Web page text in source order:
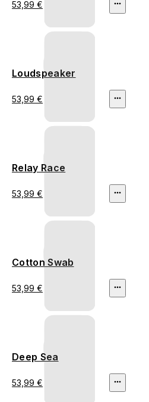
53,99 €
Loudspeaker
53,99 €
Relay Race
53,99 €
Cotton Swab
53,99 €
Deep Sea
53,99 €